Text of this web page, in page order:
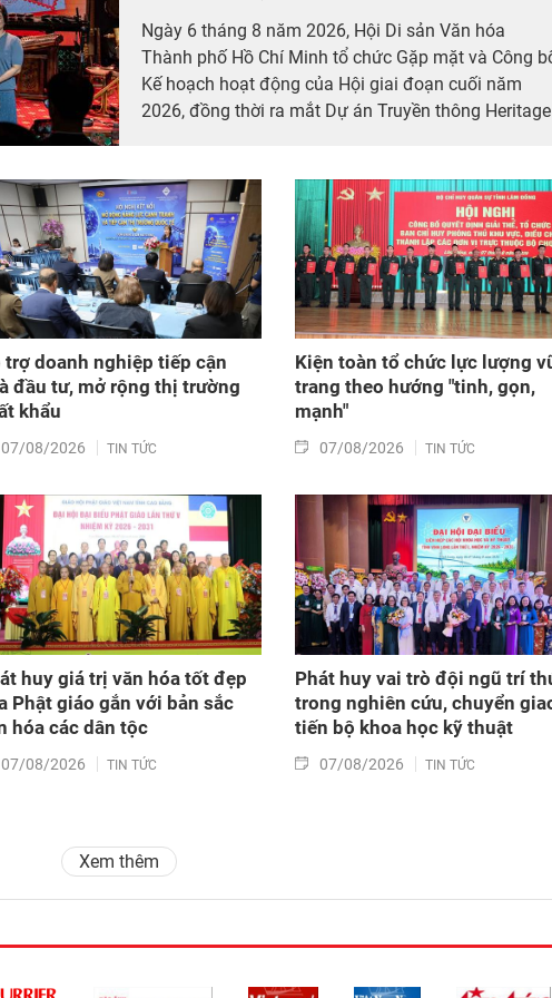
Ngày 6 tháng 8 năm 2026, Hội Di sản Văn hóa
Thành phố Hồ Chí Minh tổ chức Gặp mặt và Công
Kế hoạch hoạt động của Hội giai đoạn cuối năm
2026, đồng thời ra mắt Dự án Truyền thông Heritage
Nam (24/11).
trợ doanh nghiệp tiếp cận
đầu tư, mở rộng thị trường
khẩu
07/08/2026 TIN TỨC
Kiện toàn tổ chức lực lượng
trang theo hướng "tinh, gọn,
mạnh"
07/08/2026 TIN TỨC
huy giá trị văn hóa tốt đẹp
Phật giáo gắn với bản sắc
hóa các dân tộc
07/08/2026 TIN TỨC
Phát huy vai trò đội ngũ trí
trong nghiên cứu, chuyển
tiến bộ khoa học kỹ thuật
07/08/2026 TIN TỨC
Xem thêm